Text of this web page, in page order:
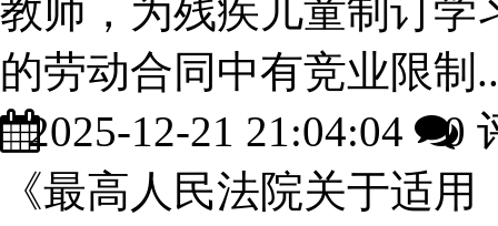
教师，为残疾儿童制订学
的劳动合同中有竞业限制
2025-12-21 21:04:04
0
《最高人民法院关于适